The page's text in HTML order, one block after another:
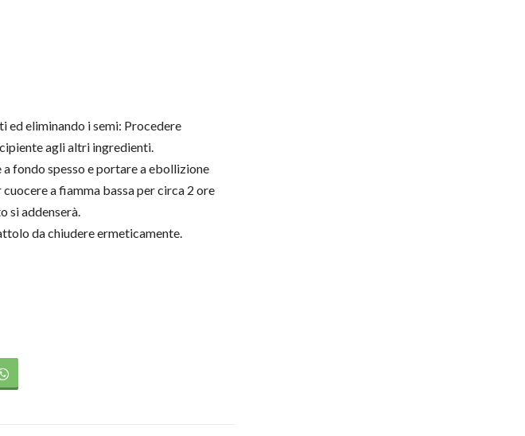
ed eliminando i semi: Procedere
agli altri ingredienti.
a fondo spesso e portare a ebollizione
a fiamma bassa per circa 2 ore
si addenserà.
da chiudere ermeticamente.